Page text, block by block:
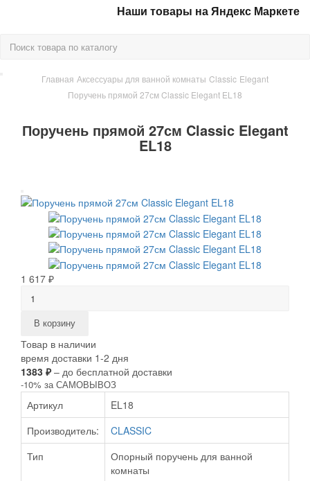
Наши товары на Яндекс Маркете
Главная Аксессуары для ванной комнаты Classic Elegant
Поручень прямой 27см Classic Elegant EL18
Поручень прямой 27см Classic Elegant
EL18
1 617 ₽
В корзину
Товар в наличии
время доставки 1-2 дня
1383 ₽– до бесплатной доставки
-10% за САМОВЫВОЗ
Артикул
EL18
Производитель:
CLASSIC
Тип
Опорный поручень для ванной
комнаты